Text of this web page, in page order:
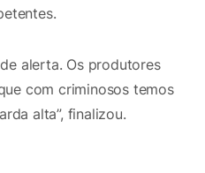
alerta. Os produtores
com criminosos temos
alta”, finalizou.